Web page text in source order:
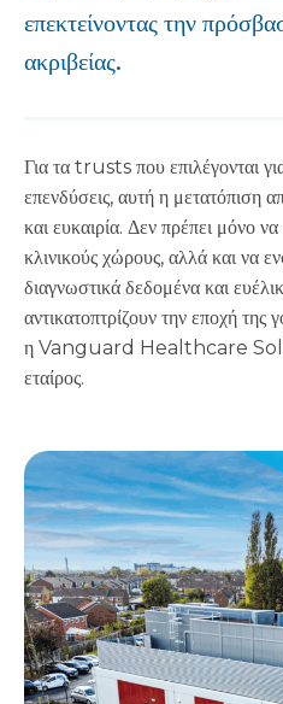
επεκτείνοντας την
ακριβείας.
Για τα trusts που επιλέγονται
επενδύσεις, αυτή η μετατόπιση
και ευκαιρία. Δεν πρέπει μόνο
κλινικούς χώρους, αλλά και να
διαγνωστικά δεδομένα και
αντικατοπτρίζουν την εποχή της
η Vanguard Healthcare
εταίρος.